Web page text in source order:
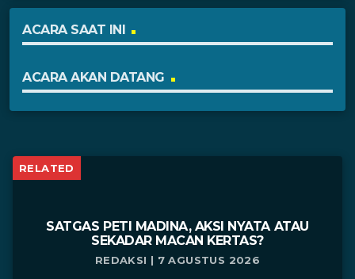
ACARA SAAT INI
ACARA AKAN DATANG
RELATED
SATGAS PETI MADINA, AKSI NYATA ATAU
SEKADAR MACAN KERTAS?
REDAKSI | 7 AGUSTUS 2026